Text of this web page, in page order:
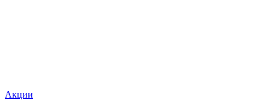
Акции